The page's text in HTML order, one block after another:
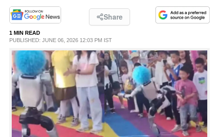
PHOTOS
LIFESTYLE
SPIRITUAL
INFO+
ART
Share
1 MIN READ
PUBLISHED: JUNE 06, 2026 12:03 PM IST